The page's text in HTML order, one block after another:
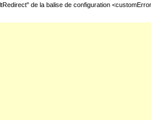
de la balise de configuration